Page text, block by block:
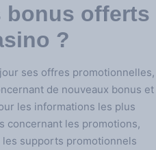
bonus offerts
?
ses offres promotionnelles,
de nouveaux bonus et
les informations les plus
concernant les promotions,
supports promotionnels